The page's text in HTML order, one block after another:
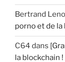
Bertrand
porno et de la
C64 dans
la blockchain !